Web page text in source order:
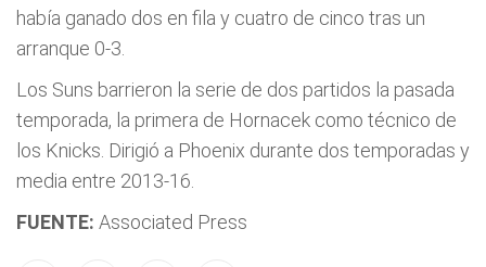
había ganado dos en fila y cuatro de cinco tras un
arranque 0-3.
Los Suns barrieron la serie de dos partidos la pasada
temporada, la primera de Hornacek como técnico de
los Knicks. Dirigió a Phoenix durante dos temporadas y
media entre 2013-16.
FUENTE: Associated Press